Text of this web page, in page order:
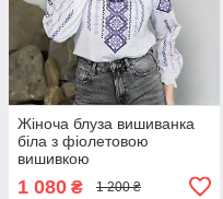
Жіноча блуза вишиванка
біла з фіолетовою
вишивкою
1 080 ₴ 1 200 ₴